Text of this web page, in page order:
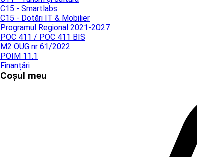
C15 - Smartlabs
C15 - Dotări IT & Mobilier
Programul Regional 2021-2027
POC 411 / POC 411 BIS
M2 OUG nr 61/2022
POIM 11.1
Finanțări
Coșul meu